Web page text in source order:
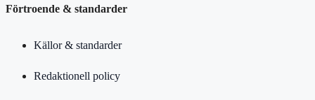
Förtroende & standarder
Källor & standarder
Redaktionell policy